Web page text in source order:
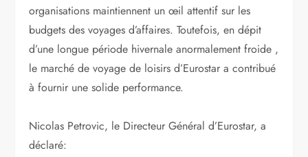
organisations maintiennent un œil attentif sur les
budgets des voyages d’affaires. Toutefois, en dépit
d’une longue période hivernale anormalement froide ,
le marché de voyage de loisirs d’Eurostar a contribué
à fournir une solide performance.
Nicolas Petrovic, le Directeur Général d’Eurostar, a
déclaré: